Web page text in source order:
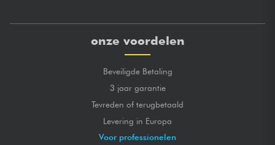
onze voordelen
Beveiligde Betaling
3 jaar garantie
Tevreden of terugbetaald
Levering in Europa
Voor professionelen